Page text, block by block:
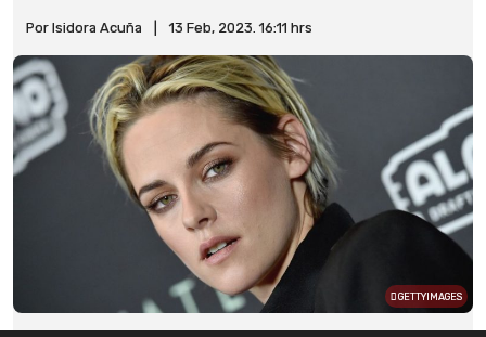
Por Isidora Acuña 13 Feb, 2023. 16:11 hrs
GETTYIMAGES